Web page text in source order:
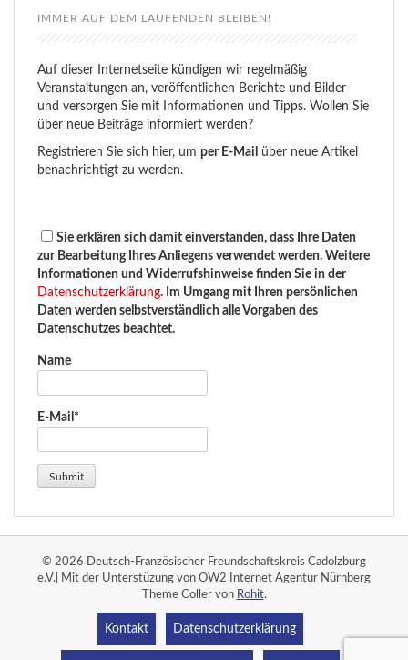
IMMER AUF DEM LAUFENDEN BLEIBEN!
Auf dieser Internetseite kündigen wir regelmäßig
Veranstaltungen an, veröffentlichen Berichte und Bilder
und versorgen Sie mit Informationen und Tipps. Wollen Sie
über neue Beiträge informiert werden?
Registrieren Sie sich hier, um per E-Mail
über neue Artikel
benachrichtigt zu werden.
Sie erklären sich damit einverstanden, dass Ihre Daten
zur Bearbeitung Ihres Anliegens verwendet werden. Weitere
Informationen und Widerrufshinweise finden Sie in der
Datenschutzerklärung. Im Umgang mit Ihren persönlichen
Daten werden selbstverständlich alle Vorgaben des
Datenschutzes beachtet.
Name
E-Mail*
© 2026 Deutsch-Französischer Freundschaftskreis Cadolzburg
e.V.| Mit der Unterstüzung von OW2 Internet Agentur Nürnberg
Theme Coller von Rohit.
Kontakt Datenschutzerklärung